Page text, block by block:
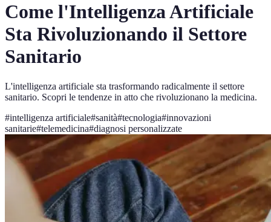
Come l'Intelligenza Artificiale
Sta Rivoluzionando il Settore
Sanitario
L'intelligenza artificiale sta trasformando radicalmente il settore
sanitario. Scopri le tendenze in atto che rivoluzionano la medicina.
#intelligenza artificiale#sanità#tecnologia#innovazioni
sanitarie#telemedicina#diagnosi personalizzate